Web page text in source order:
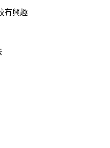
有興趣